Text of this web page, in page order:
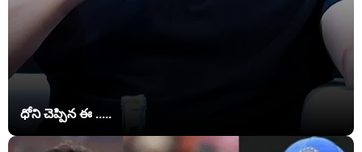
ధోని చెప్పిన ఈ .....